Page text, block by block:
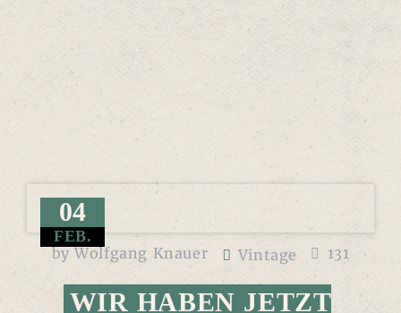
04
FEB.
byWolfgang Knauer Vintage 131
WIR HABEN JETZT